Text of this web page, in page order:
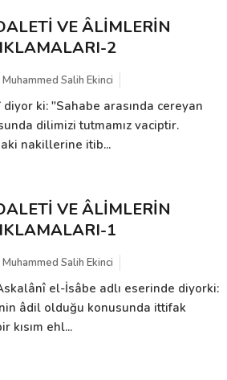
VE ÂLİMLERİN
2
Muhammed Salih Ekinci
ki: "Sahabe arasında cereyan
dilimizi tutmamız vaciptir.
nakillerine itib...
VE ÂLİMLERİN
1
Muhammed Salih Ekinci
el-İsâbe adlı eserinde diyorki:
âdil olduğu konusunda ittifak
kısım ehl...